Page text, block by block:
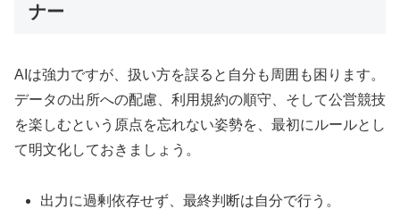
ナー
AIは強力ですが、扱い方を誤ると自分も周囲も困ります。
データの出所への配慮、利用規約の順守、そして公営競技
を楽しむという原点を忘れない姿勢を、最初にルールとし
て明文化しておきましょう。
出力に過剰依存せず、最終判断は自分で行う。